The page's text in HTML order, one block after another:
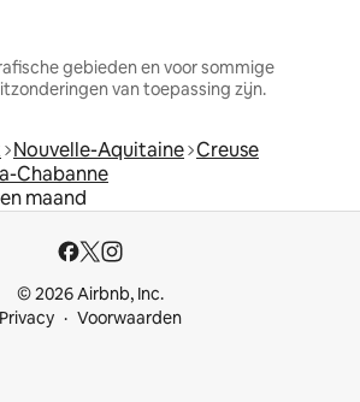
gebieden en voor sommige
van toepassing zijn.
Nouvelle-Aquitaine Creuse
Chabanne
maand
© 2026 Airbnb, Inc.
Privacy
Voorwaarden